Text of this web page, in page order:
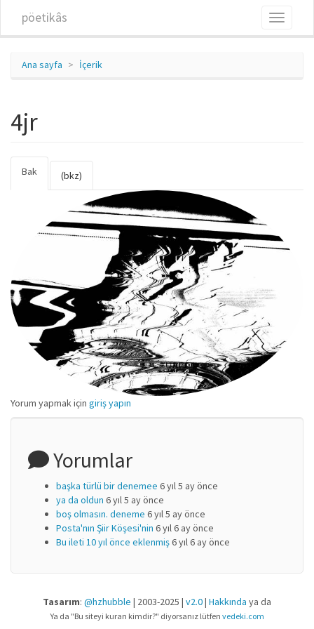
pöetikâs
Toggle
Ana sayfa İçerik
4jr
Birincil sekmeler
Bak
sekme)
(bkz)
4jr.jpg
Yorum yapmak için giriş yapın
Yorumlar
başka türlü bir denemee 6 yıl 5 ay önce
ya da oldun 6 yıl 5 ay önce
boş olmasın. deneme 6 yıl 5 ay önce
Posta'nın Şiir Köşesi'nin 6 yıl 6 ay önce
Bu ileti 10 yıl önce eklenmiş6 yıl 6 ay önce
Tasarım: @hzhubble | 2003-2025 | v2.0| Hakkında ya da
Ya da "Bu siteyi kuran kimdir?" diyorsanız lütfen vedeki.com